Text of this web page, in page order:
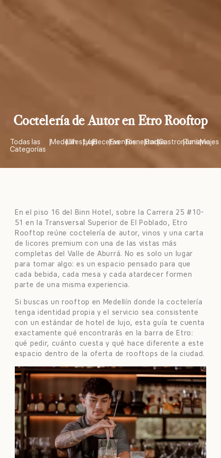
Coctelería de Autor en Etro Rooftop
Todas las
Categorías
|Medellín
|Lifestyle
|Lujo
|Recetas
|Eventos
|Bienestar
|Bodas
|Gastronomía
|Turismo
|Viajes
En el piso 16 del Binn Hotel, sobre la Carrera 25 #10-
51 en la Transversal Superior de El Poblado, Etro
Rooftop reúne coctelería de autor, vinos y una carta
de licores premium con una de las vistas más
completas del Valle de Aburrá. No es solo un lugar
para tomar algo: es un espacio pensado para que
cada bebida, cada mesa y cada atardecer formen
parte de una misma experiencia.
Si buscas un rooftop en Medellín donde la coctelería
tenga identidad propia y el servicio sea consistente
con un estándar de hotel de lujo, esta guía te cuenta
exactamente qué encontrarás en la barra de Etro:
qué pedir, cuánto cuesta y qué hace diferente a este
espacio dentro de la oferta de rooftops de la ciudad.